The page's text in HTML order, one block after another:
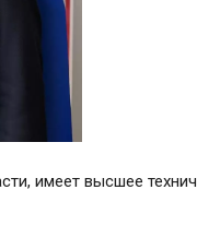
имеет высшее